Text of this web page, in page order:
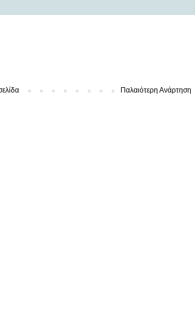
Παλαιότερη Ανάρτηση